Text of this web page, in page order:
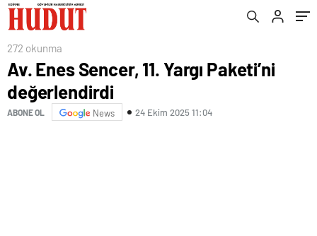
272 okunma
Av. Enes Sencer, 11. Yargı Paketi’ni
değerlendirdi
ABONE OL News 24 Ekim 2025 11:04